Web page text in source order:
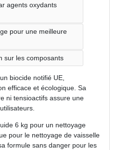
agents oxydants
pour une meilleure
sur les composants
biocide notifié UE,
efficace et écologique. Sa
ni tensioactifs assure une
6 kg pour un nettoyage
pour le nettoyage de vaisselle
formule sans danger pour les